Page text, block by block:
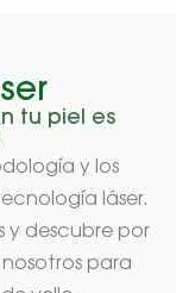
tu piel es
y los
láser.
y descubre por
para